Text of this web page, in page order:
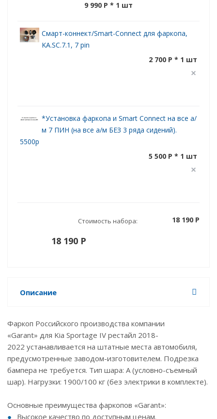
9 990 P * 1 шт
Смарт-коннект/Smart-Connect для фаркопа,
KA.SC.7.1, 7 pin
2 700 P * 1 шт
*Установка фаркопа и Smart Connect на все а/
м 7 ПИН (на все а/м БЕЗ 3 ряда сидений).
5500р
5 500 P * 1 шт
Стоимость набора: 18 190 P
18 190 P
Описание
Фаркоп Российского производства компании
«Garant» для Kia Sportage IV рестайл 2018-
2022 устанавливается на штатные места автомобиля,
предусмотренные заводом-изготовителем. Подрезка
бампера не требуется. Тип шара: А (условно-съемный
шар). Нагрузки: 1900/100 кг (без электрики в комплекте).
Основные преимущества фаркопов «Garant»:
Высокое качество по доступным ценам.